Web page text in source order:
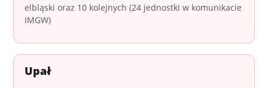
elbląski oraz 10 kolejnych (24 jednostki w komunikacie
IMGW)
Upał